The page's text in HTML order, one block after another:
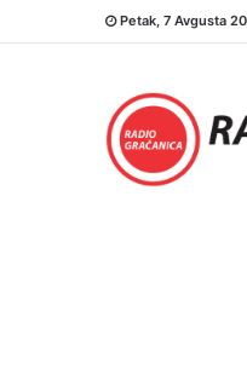
Petak, 7 Avgusta